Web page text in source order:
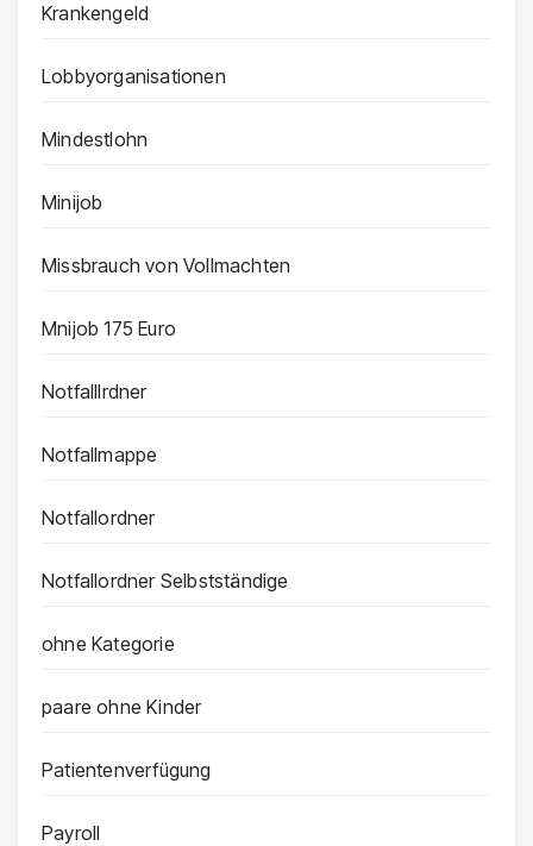
Krankengeld
Lobbyorganisationen
Mindestlohn
Minijob
Missbrauch von Vollmachten
Mnijob 175 Euro
Notfalllrdner
Notfallmappe
Notfallordner
Notfallordner Selbstständige
ohne Kategorie
paare ohne Kinder
Patientenverfügung
Payroll